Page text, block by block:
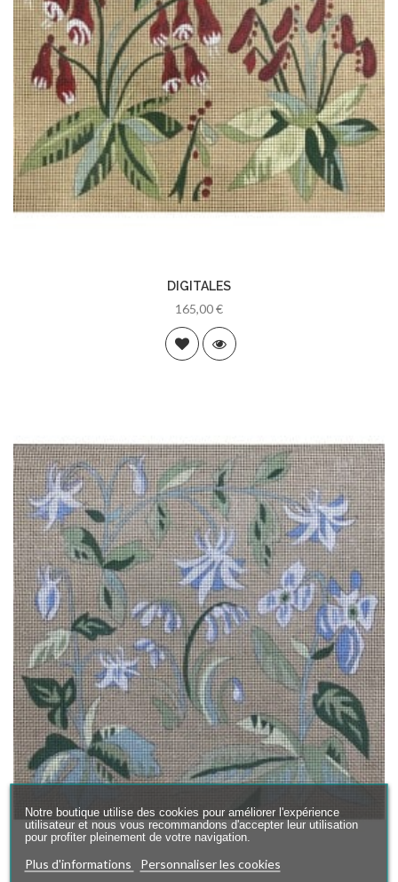
DIGITALES
165,00 €
Notre boutique utilise des cookies pour améliorer l'expérience
utilisateur et nous vous recommandons d'accepter leur utilisation
pour profiter pleinement de votre navigation.
Plus d'informations Personnaliser les cookies